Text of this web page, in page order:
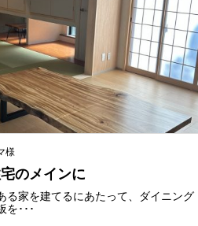
様
のメインに
る家を建てるにあたって、ダイニング
を･･･